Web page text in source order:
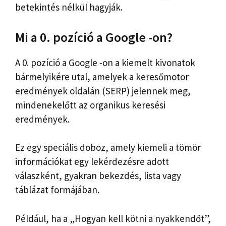
betekintés nélkül hagyják.
Mi a 0. pozíció a Google -on?
A 0. pozíció a Google -on a kiemelt kivonatok
bármelyikére utal, amelyek a keresőmotor
eredmények oldalán (SERP) jelennek meg,
mindenekelőtt az organikus keresési
eredmények.
Ez egy speciális doboz, amely kiemeli a tömör
információkat egy lekérdezésre adott
válaszként, gyakran bekezdés, lista vagy
táblázat formájában.
Például, ha a „Hogyan kell kötni a nyakkendőt”,